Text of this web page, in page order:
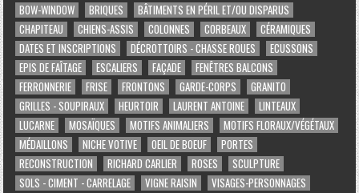
BOW-WINDOW
BRIQUES
BÂTIMENTS EN PÉRIL ET/OU DISPARUS
CHAPITEAU
CHIENS-ASSIS COLONNES CORBEAUX
CÉRAMIQUES
DATES ET INSCRIPTIONS
DÉCROTTOIRS - CHASSE ROUES
ECUSSONS
EPIS DE FAÎTAGE
ESCALIERS FAÇADE
FENÊTRES BALCONS
FERRONNERIE
FRISE FRONTONS GARDE-CORPS
GRANITO
GRILLES - SOUPIRAUX
HEURTOIR LAURENT ANTOINE
LINTEAUX
LUCARNE
MOSAÏQUES MOTIFS ANIMALIERS
MOTIFS FLORAUX/VÉGÉTAUX
MÉDAILLONS
NICHE VOTIVE OEIL DE BOEUF
PORTES
RECONSTRUCTION
RICHARD CARLIER ROSES
SCULPTURE
SOLS - CIMENT - CARRELAGE
VIGNE RAISIN VISAGES-PERSONNAGES